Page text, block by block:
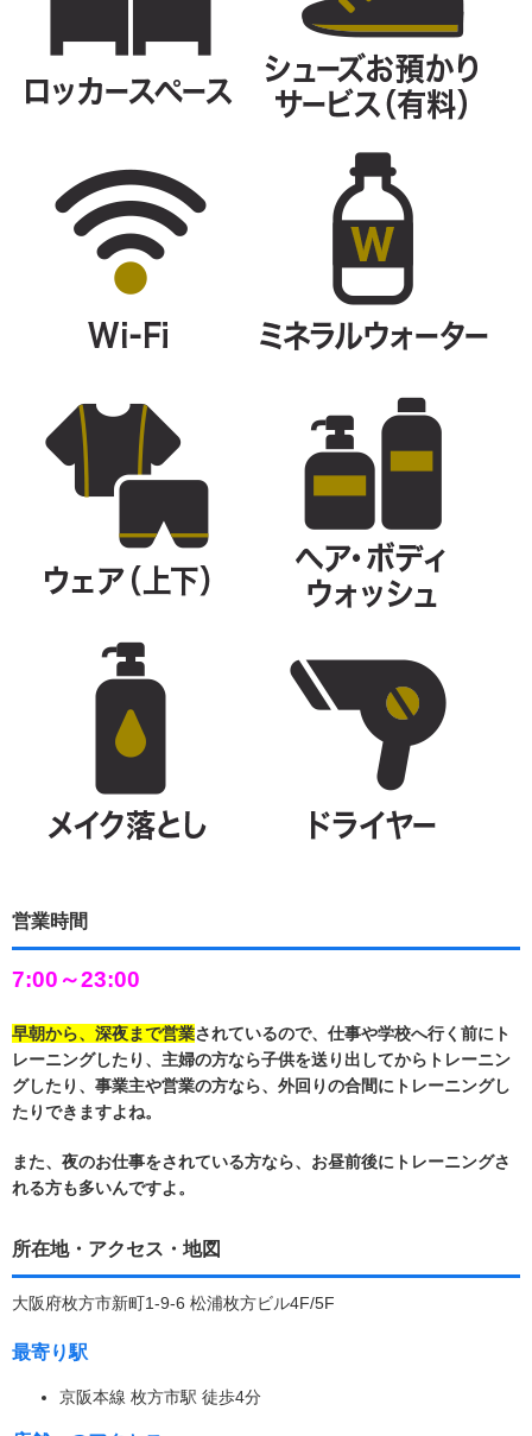
営業時間
7:00～23:00
早朝から、深夜まで営業されているので、仕事や学校へ行く前にト
レーニングしたり、主婦の方なら子供を送り出してからトレーニン
グしたり、事業主や営業の方なら、外回りの合間にトレーニングし
たりできますよね。
また、夜のお仕事をされている方なら、お昼前後にトレーニングさ
れる方も多いんですよ。
所在地・アクセス・地図
大阪府枚方市新町1-9-6 松浦枚方ビル4F/5F
最寄り駅
京阪本線 枚方市駅 徒歩4分